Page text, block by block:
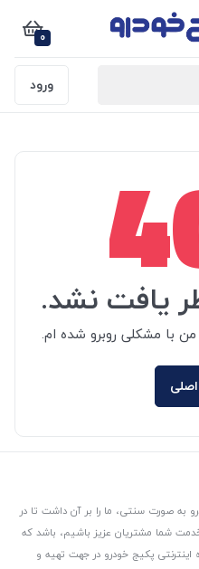
0
ورود
یافت نشد.
با مشکلی روبرو شده ام.
به صورت سنتی، ما را بر آن داشت تا در
شما مشتریان عزیز باشیم، باشد که
اینترنتی پکیج خودرو در جهت تهیه و